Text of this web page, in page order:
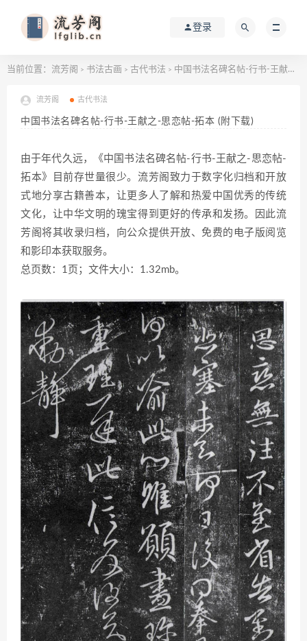
登录
当前位置： 流芳阁 > 书法古画 > 古代书法 > 中国书法名碑名帖-行书-王献之-思恋帖-拓本 (附下载)
流芳阁 古代书法
中国书法名碑名帖-行书-王献之-思恋帖-拓本 (附下载)
由于年代久远，《中国书法名碑名帖-行书-王献之-思恋帖-
拓本》目前存世量很少。流芳阁致力于数字化归档和开放
式地分享古籍善本，让更多人了解和热爱中国优秀的传统
文化，让中华文明的瑰宝得到更好的传承和发扬。因此流
芳阁将其收录归档，向公众提供开放、免费的电子版阅览
和影印本获取服务。
总页数：1页；文件大小：1.32mb。